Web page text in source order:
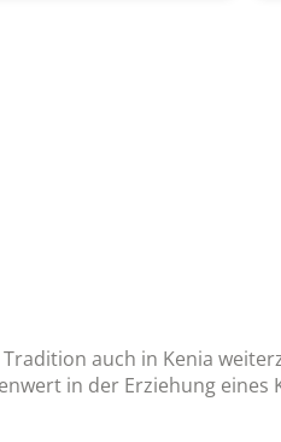
auch in Kenia
in der Erziehung eines